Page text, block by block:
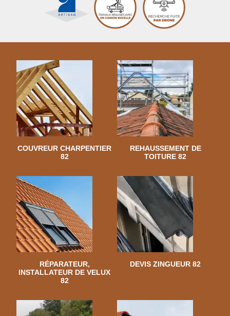
COUVREUR CHARPENTIER
82
REHAUSSEMENT DE
TOITURE 82
RÉPARATEUR,
INSTALLATEUR DE VELUX
82
DEVIS ZINGUEUR 82